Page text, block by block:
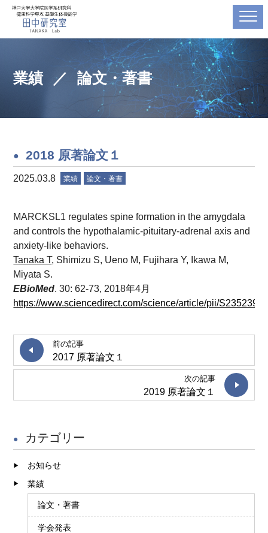
業績 論文・著書
2018 原著論文１
2025.03.8 業績 論文・著書
MARCKSL1 regulates spine formation in the amygdala
and controls the hypothalamic-pituitary-adrenal axis and
anxiety-like behaviors.
Tanaka T, Shimizu S, Ueno M, Fujihara Y, Ikawa M,
Miyata S.
EBioMed. 30: 62-73, 2018年4月
https://www.sciencedirect.com/science/article/pii/
前の記事
2017 原著論文１
次の記事
2019 原著論文１
カテゴリー
お知らせ
業績
論文・著書
学会発表